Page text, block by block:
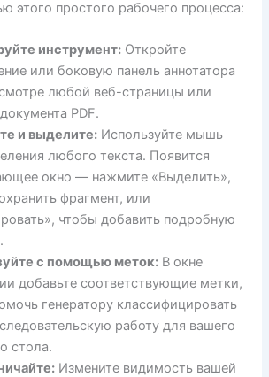
этого простого рабочего процесса:
инструмент: Откройте
или боковую панель аннотатора
любой веб-страницы или
PDF.
и выделите: Используйте мышь
любого текста. Появится
окно — нажмите «Выделить»,
фрагмент, или
чтобы добавить подробную
с помощью меток: В окне
добавьте соответствующие метки,
генератору классифицировать
работу для вашего
стола.
Измените видимость вашей